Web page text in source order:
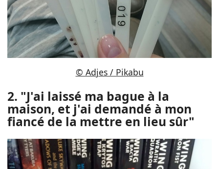
© Adjes / Pikabu
2. "J'ai laissé ma bague à la
maison, et j'ai demandé à mon
fiancé de la mettre en lieu sûr"